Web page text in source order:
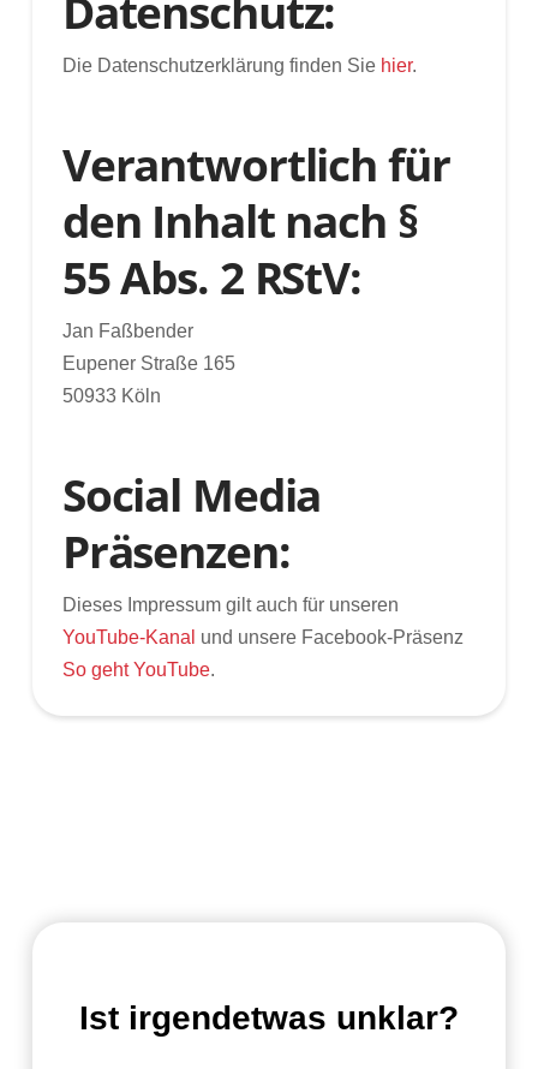
Die Datenschutzerklärung finden Sie hier.
Verantwortlich für
den Inhalt nach §
55 Abs. 2 RStV:
Jan Faßbender
Eupener Straße 165
50933 Köln
Social Media
Präsenzen:
Dieses Impressum gilt auch für unseren
YouTube-Kanal und unsere Facebook-Präsenz
So geht YouTube.
Ist irgendetwas unklar?